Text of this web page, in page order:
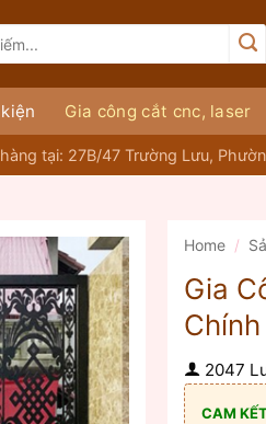
Gia công cắt cnc, laser
tại: 27B/47 Trường Lưu,
Home /
Gia
Chính
2047
CAM